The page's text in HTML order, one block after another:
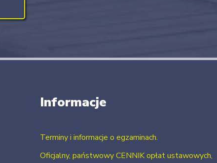
Informacje
Terminy i informacje o egzaminach.
Oficjalny, państwowy CENNIK opłat ustawowych,